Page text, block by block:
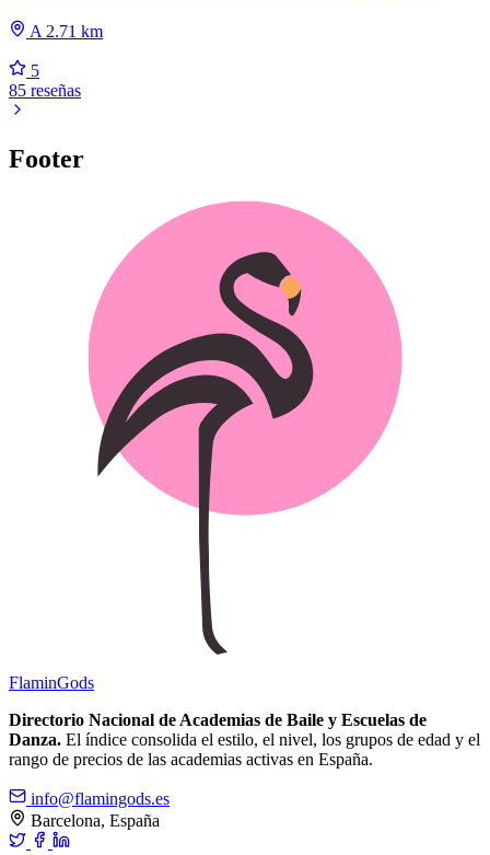
A 2.71 km
5
85 reseñas
Footer
FlaminGods
Directorio Nacional de Academias de Baile y Escuelas de
Danza. El índice consolida el estilo, el nivel, los grupos de edad y el
rango de precios de las academias activas en España.
info@flamingods.es
Barcelona, España